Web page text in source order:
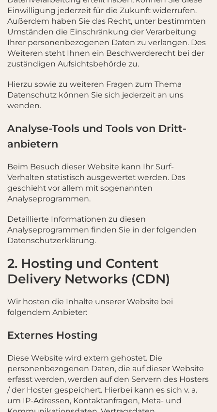
Einwilligung jederzeit für die Zukunft widerrufen.
Außerdem haben Sie das Recht, unter bestimmten
Umständen die Einschränkung der Verarbeitung
Ihrer personenbezogenen Daten zu verlangen. Des
Weiteren steht Ihnen ein Beschwerderecht bei der
zuständigen Aufsichtsbehörde zu.
Hierzu sowie zu weiteren Fragen zum Thema
Datenschutz können Sie sich jederzeit an uns
wenden.
Analyse-Tools und Tools von Dritt­
anbietern
Beim Besuch dieser Website kann Ihr Surf-
Verhalten statistisch ausgewertet werden. Das
geschieht vor allem mit sogenannten
Analyseprogrammen.
Detaillierte Informationen zu diesen
Analyseprogrammen finden Sie in der folgenden
Datenschutzerklärung.
2. Hosting und Content
Delivery Networks (CDN)
Wir hosten die Inhalte unserer Website bei
folgendem Anbieter:
Externes Hosting
Diese Website wird extern gehostet. Die
personenbezogenen Daten, die auf dieser Website
erfasst werden, werden auf den Servern des Hosters
/ der Hoster gespeichert. Hierbei kann es sich v. a.
um IP-Adressen, Kontaktanfragen, Meta- und